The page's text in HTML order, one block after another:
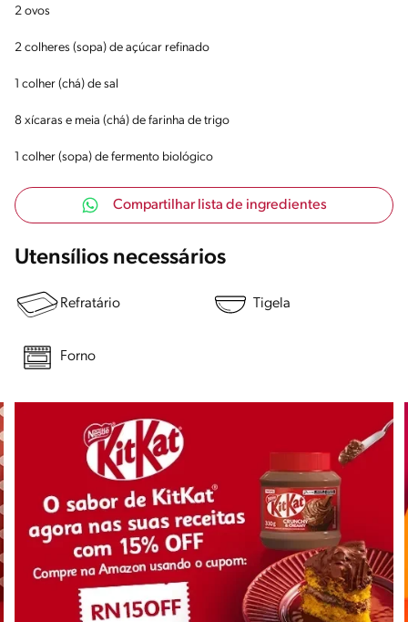
2 ovos
2 colheres (sopa) de açúcar refinado
1 colher (chá) de sal
8 xícaras e meia (chá) de farinha de trigo
1 colher (sopa) de fermento biológico
Compartilhar lista de ingredientes
Utensílios necessários
Refratário Tigela
Forno